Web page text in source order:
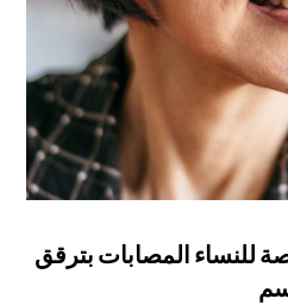
للنساء المصابات بترقق